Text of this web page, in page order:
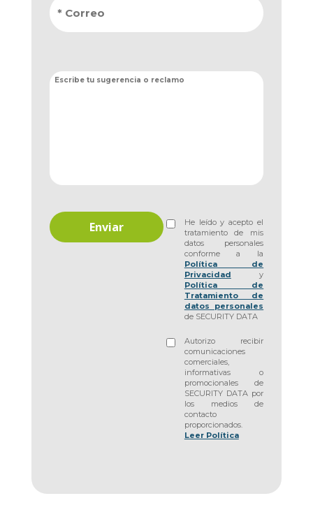
He leído y acepto el
tratamiento de mis
datos personales
conforme a la
Política de
Privacidad y
Política de
Tratamiento de
datos personales
de SECURITY DATA
Autorizo recibir
comunicaciones
comerciales,
informativas o
promocionales de
SECURITY DATA por
los medios de
contacto
proporcionados.
Leer Política